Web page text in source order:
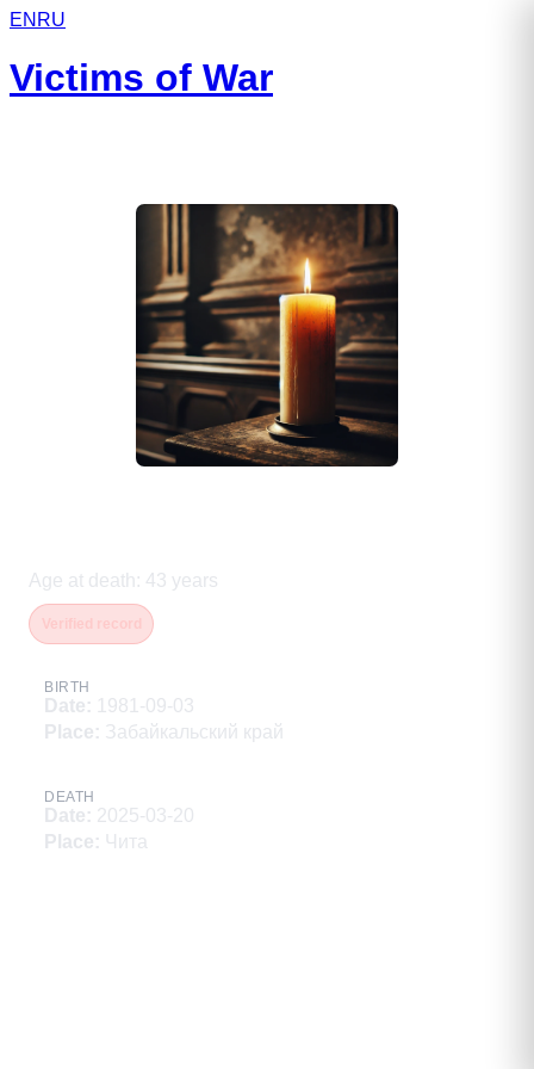
EN RU
Victims of War
Age at death : 43 years
BIRTH
Date: 1981-09-03
Place: Забайкальский край
DEATH
Date: 2025-03-20
Place: Чита